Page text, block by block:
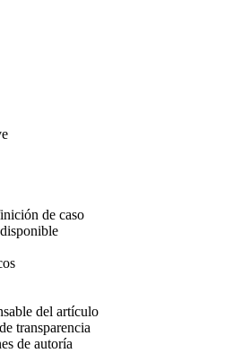
de caso
del artículo
transparencia
de autoría